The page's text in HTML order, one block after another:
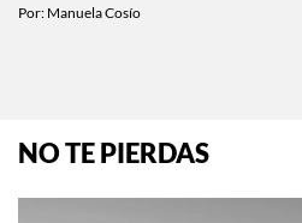
Por: Manuela Cosío
NO TE PIERDAS